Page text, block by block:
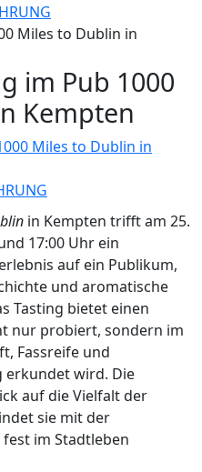
Miles to Dublin in
im Pub 1000
Kempten
in Kempten trifft am 25.
17:00 Uhr ein
auf ein Publikum,
und aromatische
Tasting bietet einen
nur probiert, sondern im
Fassreife und
erkundet wird. Die
auf die Vielfalt der
sie mit der
im Stadtleben